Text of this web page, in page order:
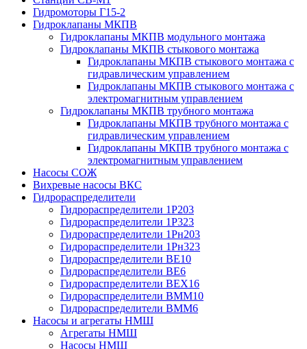
Гидромоторы Г15-2
Гидроклапаны МКПВ
Гидроклапаны МКПВ модульного монтажа
Гидроклапаны МКПВ стыкового монтажа
Гидроклапаны МКПВ стыкового монтажа с
гидравлическим управлением
Гидроклапаны МКПВ стыкового монтажа с
электромагнитным управлением
Гидроклапаны МКПВ трубного монтажа
Гидроклапаны МКПВ трубного монтажа с
гидравлическим управлением
Гидроклапаны МКПВ трубного монтажа с
электромагнитным управлением
Насосы СОЖ
Вихревые насосы ВКС
Гидрораспределители
Гидрораспределители 1Р203
Гидрораспределители 1Р323
Гидрораспределители 1Рн203
Гидрораспределители 1Рн323
Гидрораспределители ВЕ10
Гидрораспределители ВЕ6
Гидрораспределители ВЕХ16
Гидрораспределители ВММ10
Гидрораспределители ВММ6
Насосы и агрегаты НМШ
Агрегаты НМШ
Насосы НМШ